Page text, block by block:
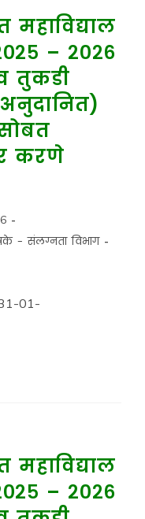
– २०२६
तुकडी
सोबत
करणे
- संलग्नता विभाग
01-
– २०२६